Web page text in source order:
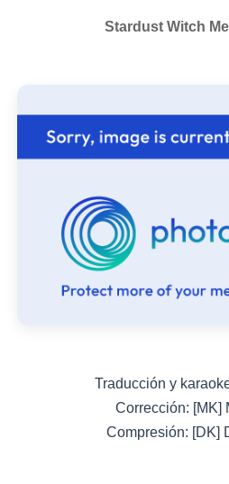
Stardust Witch
Traducción y
Corrección: [MK]
Compresión: [DK]